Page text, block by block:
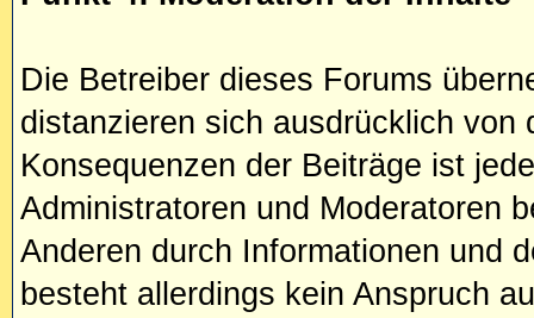
Die Betreiber dieses Forums
distanzieren sich ausdrücklich
Konsequenzen der Beiträge ist
Administratoren und Moderatoren
Anderen durch Informationen und
besteht allerdings kein Anspruch